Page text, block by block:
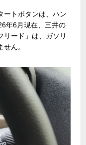
ートボタンは、ハン
年6月現在、三井の
リード」は、ガソリ
ん。